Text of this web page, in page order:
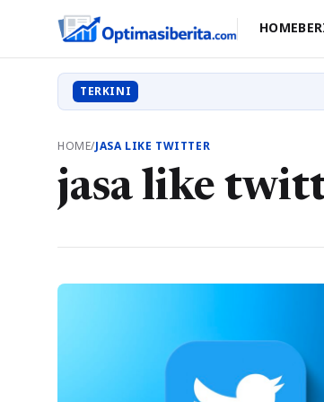
HOME
TERKINI
HOME/JASA LIKE TWITTER
jasa like